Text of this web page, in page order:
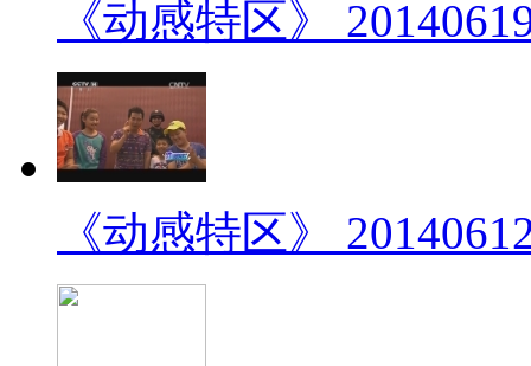
《动感特区》
《动感特区》